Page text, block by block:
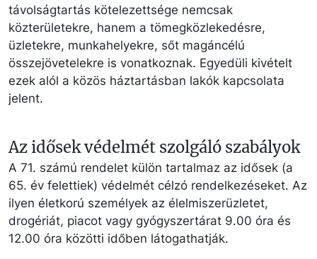
távolságtartás kötelezettsége nemcsak
közterületekre, hanem a tömegközlekedésre,
üzletekre, munkahelyekre, sőt magáncélú
összejövetelekre is vonatkoznak. Egyedüli kivételt
ezek alól a közös háztartásban lakók kapcsolata
jelent.
Az idősek védelmét szolgáló szabályok
A 71. számú rendelet külön tartalmaz az idősek (a
65. év felettiek) védelmét célzó rendelkezéseket. Az
ilyen életkorú személyek az élelmiszerüzletet,
drogériát, piacot vagy gyógyszertárat 9.00 óra és
12.00 óra közötti időben látogathatják.